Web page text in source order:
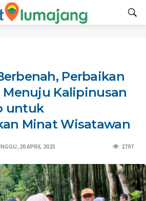
Perbaikan
Menuju Kalipinusan
untuk
Minat Wisatawan
20 APRIL 2025 2797